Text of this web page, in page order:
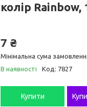
колір Rainbow,
7 ₴
Мінімальна сума
В наявності
Код: 7827
Купити